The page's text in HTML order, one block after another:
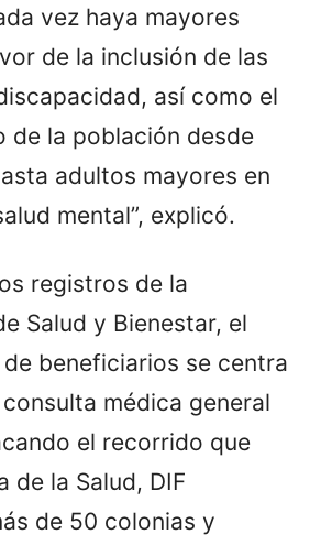
vez haya mayores
de la inclusión de las
así como el
de la población desde
adultos mayores en
mental”, explicó.
registros de la
Salud y Bienestar, el
beneficiarios se centra
médica general
el recorrido que
de la Salud, DIF
de 50 colonias y